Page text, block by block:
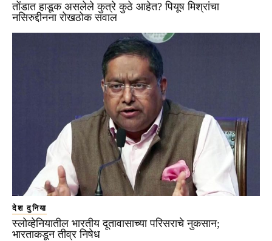
तोंडात हाडूक असलेले कुत्रे कुठे आहेत? पियूष मिश्रांचा
नसिरुद्दीनना रोखठोक सवाल
देश दुनिया
स्लोव्हेनियातील भारतीय दूतावासाच्या परिसराचे नुकसान;
भारताकडून तीव्र निषेध